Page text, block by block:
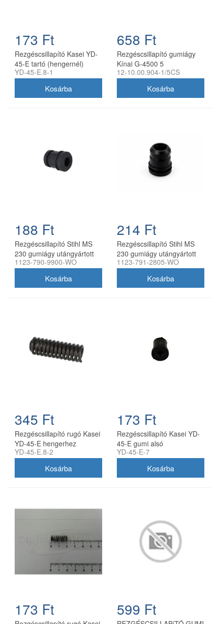
173 Ft
Rezgéscsillapító Kasei YD-
45-E tartó (hengernél)
YD-45-E.8-1
658 Ft
Rezgéscsillapító gumiágy
Kínai G-4500 5
darab/garnitúra utángyártott
12-10.00.904-1/5CS
188 Ft
Rezgéscsillapító Stihl MS
230 gumiágy utángyártott
1123-790-9900-WO
214 Ft
Rezgéscsillapító Stihl MS
230 gumiágy utángyártott
1123-791-2805-WO
345 Ft
Rezgéscsillapító rugó Kasei
YD-45-E hengerhez
YD-45-E.8-2
173 Ft
Rezgéscsillapító Kasei YD-
45-E gumi alsó
YD-45-E-7
173 Ft 599 Ft